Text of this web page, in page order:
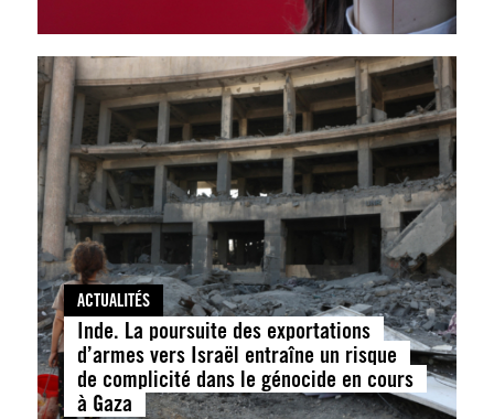
ACTUALITÉS
Inde. La poursuite des exportations
d’armes vers Israël entraîne un risque
de complicité dans le génocide en cours
à Gaza